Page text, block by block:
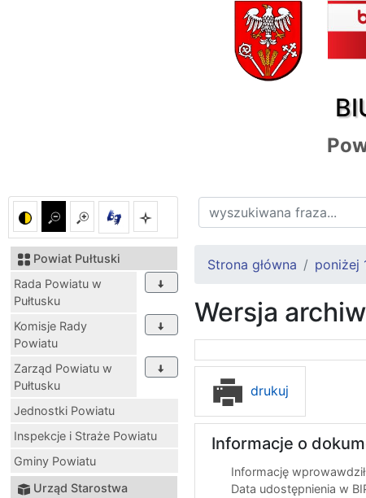
Powiat Pułtuski
Rada Powiatu w
Pułtusku
Komisje Rady
Powiatu
Zarząd Powiatu w
Pułtusku
Jednostki Powiatu
Inspekcje i Straże Powiatu
Gminy Powiatu
Urząd Starostwa
Strona główna poniżej
Wersja
drukuj
Informacje o
Informację
Data udostępnienia w